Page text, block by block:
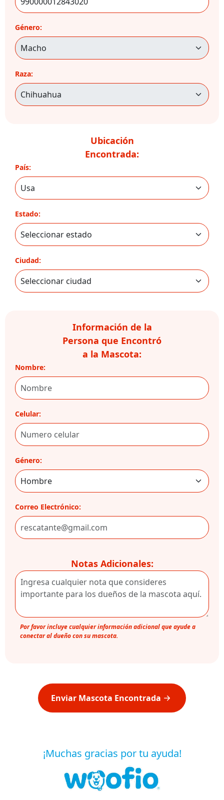
Género:
Raza:
Ubicación
Encontrada:
País:
Estado:
Ciudad:
Información de la
Persona que Encontró
a la Mascota:
Nombre:
Celular:
Género:
Correo Electrónico:
Notas Adicionales:
Por favor incluye cualquier información adicional que ayude a
conectar al dueño con su mascota.
Enviar Mascota Encontrada
¡Muchas gracias por tu ayuda!